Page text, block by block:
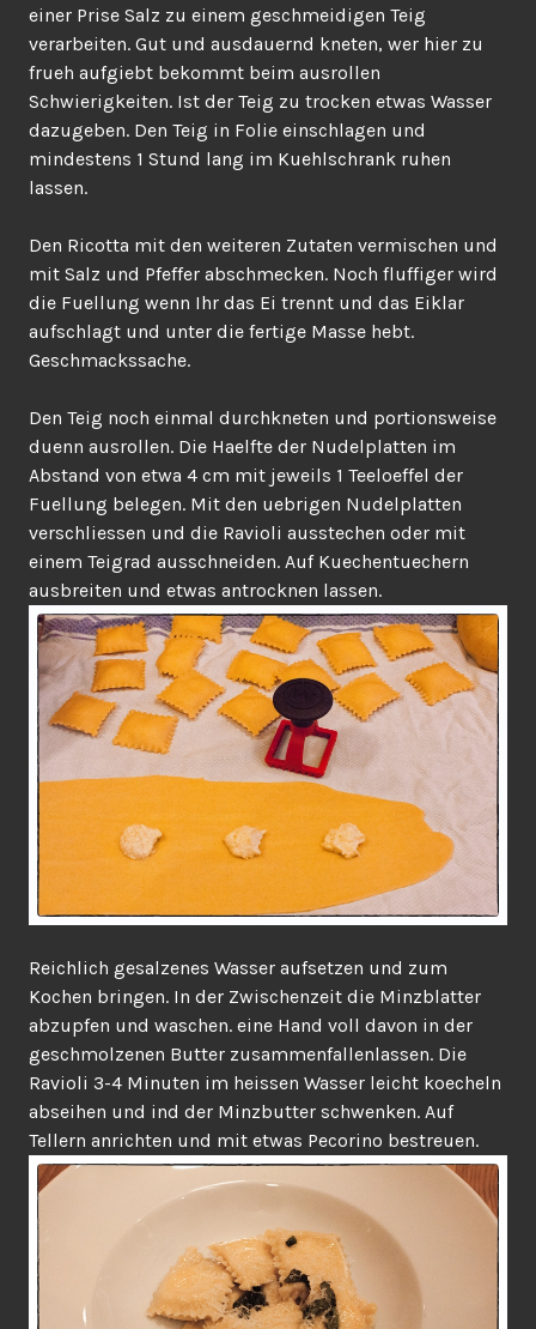
einer Prise Salz zu einem geschmeidigen Teig
verarbeiten. Gut und ausdauernd kneten, wer hier zu
frueh aufgiebt bekommt beim ausrollen
Schwierigkeiten. Ist der Teig zu trocken etwas Wasser
dazugeben. Den Teig in Folie einschlagen und
mindestens 1 Stund lang im Kuehlschrank ruhen
lassen.
Den Ricotta mit den weiteren Zutaten vermischen und
mit Salz und Pfeffer abschmecken. Noch fluffiger wird
die Fuellung wenn Ihr das Ei trennt und das Eiklar
aufschlagt und unter die fertige Masse hebt.
Geschmackssache.
Den Teig noch einmal durchkneten und portionsweise
duenn ausrollen. Die Haelfte der Nudelplatten im
Abstand von etwa 4 cm mit jeweils 1 Teeloeffel der
Fuellung belegen. Mit den uebrigen Nudelplatten
verschliessen und die Ravioli ausstechen oder mit
einem Teigrad ausschneiden. Auf Kuechentuechern
ausbreiten und etwas antrocknen lassen.
Reichlich gesalzenes Wasser aufsetzen und zum
Kochen bringen. In der Zwischenzeit die Minzblatter
abzupfen und waschen. eine Hand voll davon in der
geschmolzenen Butter zusammenfallenlassen. Die
Ravioli 3-4 Minuten im heissen Wasser leicht koecheln
abseihen und ind der Minzbutter schwenken. Auf
Tellern anrichten und mit etwas Pecorino bestreuen.